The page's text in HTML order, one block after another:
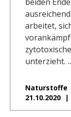
beiden
arbeitet,
unterzieht.
Naturstoffe
21.10.2020